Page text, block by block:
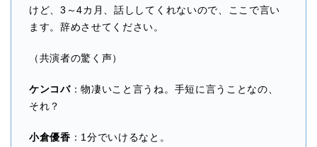
けど、3～4カ月、話ししてくれないので、ここで言い
ます。辞めさせてください。
（共演者の驚く声）
ケンコバ：物凄いこと言うね。手短に言うことなの、
それ？
小倉優香 ：1分でいけるなと。